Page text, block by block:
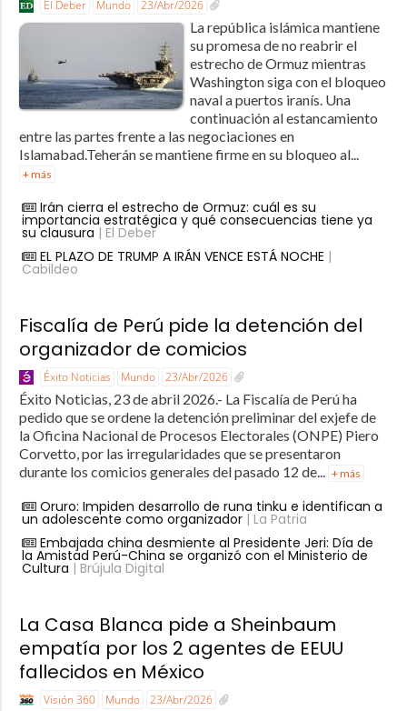
El Deber Mundo 23/Abr/2026
La república islámica mantiene
su promesa de no reabrir el
estrecho de Ormuz mientras
Washington siga con el bloqueo
naval a puertos iranís. Una
continuación al estancamiento
entre las partes frente a las negociaciones en
Islamabad.Teherán se mantiene firme en su bloqueo al...
+ más
Irán cierra el estrecho de Ormuz: cuál es su
importancia estratégica y qué consecuencias tiene ya
su clausura | El Deber
EL PLAZO DE TRUMP A IRÁN VENCE ESTÁ NOCHE |
Cabildeo
Fiscalía de Perú pide la detención del
organizador de comicios
Éxito Noticias Mundo 23/Abr/2026
Éxito Noticias, 23 de abril 2026.- La Fiscalía de Perú ha
pedido que se ordene la detención preliminar del exjefe de
la Oficina Nacional de Procesos Electorales (ONPE) Piero
Corvetto, por las irregularidades que se presentaron
durante los comicios generales del pasado 12 de...
+ más
Oruro: Impiden desarrollo de runa tinku e identifican a
un adolescente como organizador| La Patria
Embajada china desmiente al Presidente Jeri: Día de
la Amistad Perú-China se organizó con el Ministerio de
Cultura | Brújula Digital
La Casa Blanca pide a Sheinbaum
empatía por los 2 agentes de EEUU
fallecidos en México
Visión 360 Mundo 23/Abr/2026